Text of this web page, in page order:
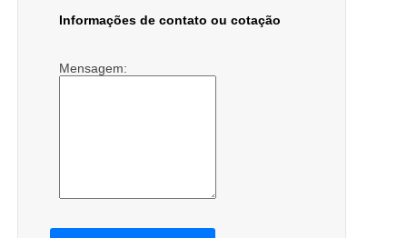
Informações de contato ou cotação
Mensagem: